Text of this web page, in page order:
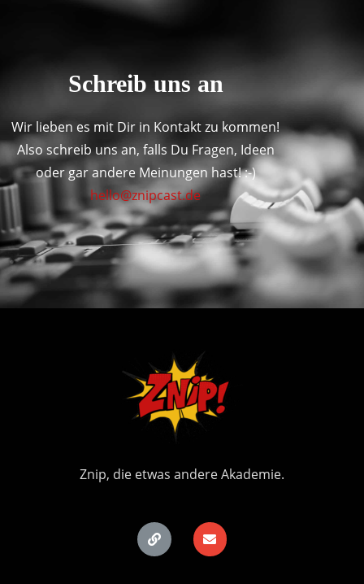
Schreib uns an
Wir lieben es mit Dir in Kontakt zu kommen!
Also schreib uns an, falls Du Fragen, Ideen
oder gar andere Meinungen hast! :-)
hello@znipcast.de
Znip, die etwas andere Akademie.